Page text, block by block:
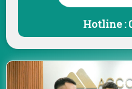
Hotline :